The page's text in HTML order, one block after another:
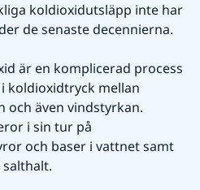
koldioxidutsläpp inte har
de senaste decennierna.
är en komplicerad process
koldioxidtryck mellan
och även vindstyrkan.
i sin tur på
och baser i vattnet samt